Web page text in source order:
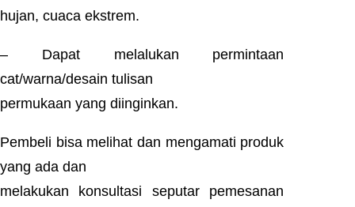
hujan, cuaca ekstrem.
– Dapat melalukan permintaan
cat/warna/desain tulisan
permukaan yang diinginkan.
Pembeli bisa melihat dan mengamati produk
yang ada dan
melakukan konsultasi seputar pemesanan